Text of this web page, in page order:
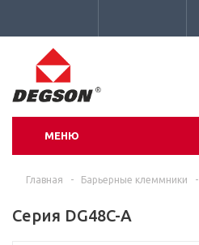
МЕНЮ
Главная - Барьерные клеммники -
Серия DG48C-A